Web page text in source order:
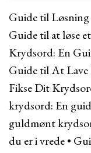
Guide til
Guide til at løse
Krydsord: En
Guide til At
Fikse Dit
krydsord: En
guldmønt
du er i vrede•